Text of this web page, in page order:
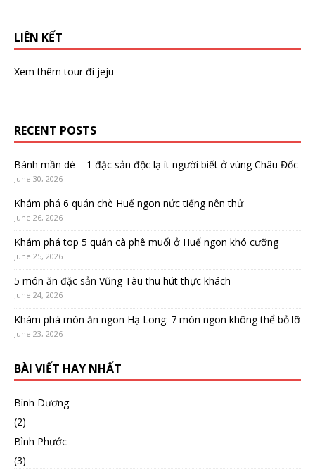
LIÊN KẾT
Xem thêmtour đi jeju
RECENT POSTS
Bánh mần dè – 1 đặc sản độc lạ ít người biết ở vùng Châu Đốc
June 30, 2026
Khám phá 6 quán chè Huế ngon nức tiếng nên thử
June 26, 2026
Khám phá top 5 quán cà phê muối ở Huế ngon khó cưỡng
June 25, 2026
5 món ăn đặc sản Vũng Tàu thu hút thực khách
June 24, 2026
Khám phá món ăn ngon Hạ Long: 7 món ngon không thể bỏ lỡ
June 23, 2026
BÀI VIẾT HAY NHẤT
Bình Dương
(2)
Bình Phước
(3)